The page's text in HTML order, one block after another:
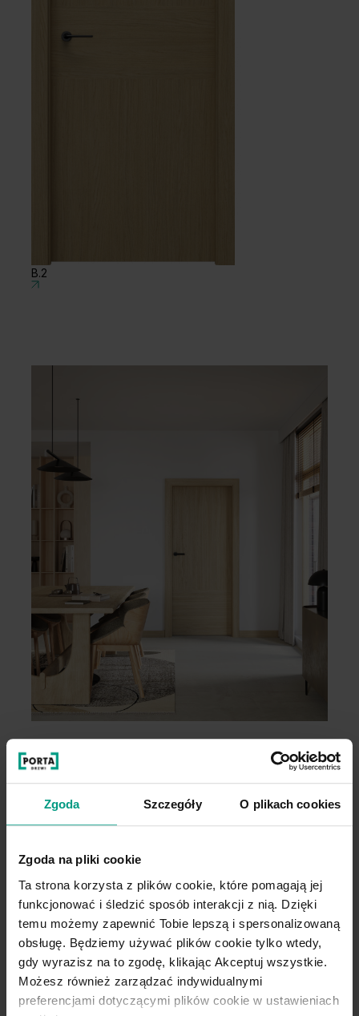
Zgoda Szczegóły O plikach cookies
Zgoda na pliki cookie
Ta strona korzysta z plików cookie, które pomagają jej
funkcjonować i śledzić sposób interakcji z nią. Dzięki
temu możemy zapewnić Tobie lepszą i spersonalizowaną
obsługę. Będziemy używać plików cookie tylko wtedy,
gdy wyrazisz na to zgodę, klikając Akceptuj wszystkie.
Możesz również zarządzać indywidualnymi
preferencjami dotyczącymi plików cookie w ustawieniach
B.2
Wygodny wybór
Kupuj WYGODNIE w komplecie. W
rozwiązania do kolekcji, którą
wybierzesz.
DO TEJ KOLEKCJI IDEALNIE PASUJE
OŚCIEŻNICAPORTA SYSTEM
ELEGANCE
Zapytaj o nią w punkcie sprzedaży!